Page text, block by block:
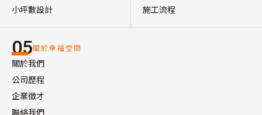
小坪數設計
施工流程
05關於幸福空間
關於我們
公司歷程
企業徵才
聯絡我們